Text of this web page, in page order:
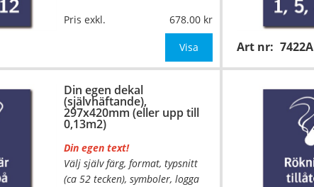
Material:
Självhäftande folie
210x297mm (eller annat
OBS!
Pris exkl. 678.00
Visa Art nr: 7422A
Din egen dekal
(självhäftande),
297x420mm (eller upp till
0,13m2)
Din egen text!
Välj själv färg, format, typsnitt
(ca 52 tecken), symboler, logga